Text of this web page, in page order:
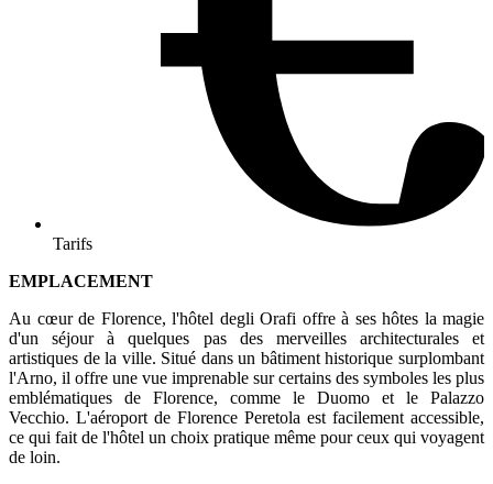
Tarifs
EMPLACEMENT
Au cœur de Florence, l'hôtel degli Orafi offre à ses hôtes la magie
d'un séjour à quelques pas des merveilles architecturales et
artistiques de la ville. Situé dans un bâtiment historique surplombant
l'Arno, il offre une vue imprenable sur certains des symboles les plus
emblématiques de Florence, comme le Duomo et le Palazzo
Vecchio. L'aéroport de Florence Peretola est facilement accessible,
ce qui fait de l'hôtel un choix pratique même pour ceux qui voyagent
de loin.